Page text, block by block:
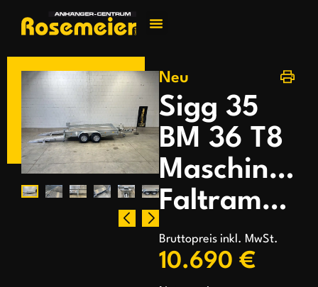
Neu
Sigg 35
BM 36 T8
Faltrampen
Bruttopreis inkl. MwSt.
10.690 €